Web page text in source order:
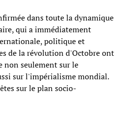
dans toute la dynamique
qui a immédiatement
politique et
de la révolution d'Octobre ont
non seulement sur le
sur l'impérialisme mondial.
sur le plan socio-